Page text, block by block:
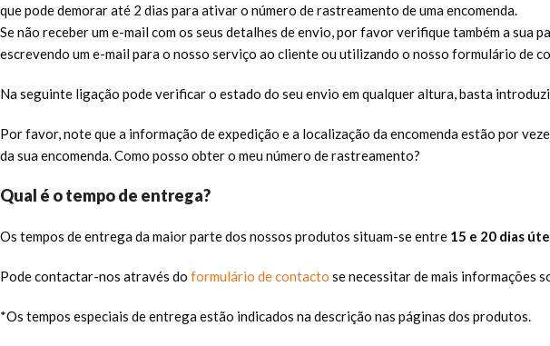
que pode demorar até 2 dias para ativar o número de rastreamento de uma encomenda.
Se não receber um e-mail com os seus detalhes de envio, por favor verifique também a
escrevendo um e-mail para o nosso serviço ao cliente ou utilizando o nosso formulário de
Na seguinte ligação pode verificar o estado do seu envio em qualquer altura, basta
Por favor, note que a informação de expedição e a localização da encomenda estão por
da sua encomenda. Como posso obter o meu número de rastreamento?
Qual é o tempo de entrega?
Os tempos de entrega da maior parte dos nossos produtos situam-se entre 15 e 20 dias
Pode contactar-nos através do formulário de contacto se necessitar de mais informações
*Os tempos especiais de entrega estão indicados na descrição nas páginas dos produtos.